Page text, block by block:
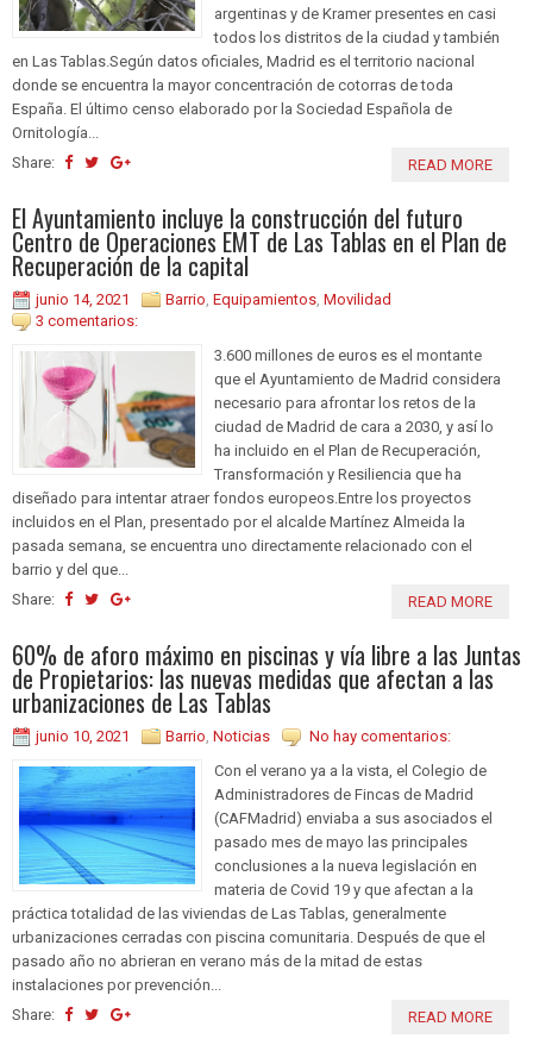
argentinas y de Kramer presentes en casi
todos los distritos de la ciudad y también
en Las Tablas.Según datos oficiales, Madrid es el territorio nacional
donde se encuentra la mayor concentración de cotorras de toda
España. El último censo elaborado por la Sociedad Española de
Ornitología...
Share:
READ MORE
El Ayuntamiento incluye la construcción del futuro
Centro de Operaciones EMT de Las Tablas en el Plan de
Recuperación de la capital
junio 14, 2021 Barrio Equipamientos Movilidad
3 comentarios:
3.600 millones de euros es el montante
que el Ayuntamiento de Madrid considera
necesario para afrontar los retos de la
ciudad de Madrid de cara a 2030, y así lo
ha incluido en el Plan de Recuperación,
Transformación y Resiliencia que ha
diseñado para intentar atraer fondos europeos.Entre los proyectos
incluidos en el Plan, presentado por el alcalde Martínez Almeida la
pasada semana, se encuentra uno directamente relacionado con el
barrio y del que...
Share:
READ MORE
60% de aforo máximo en piscinas y vía libre a las Juntas
de Propietarios: las nuevas medidas que afectan a las
urbanizaciones de Las Tablas
junio 10, 2021 Barrio Noticias
No hay comentarios:
Con el verano ya a la vista, el Colegio de
Administradores de Fincas de Madrid
(CAFMadrid) enviaba a sus asociados el
pasado mes de mayo las principales
conclusiones a la nueva legislación en
materia de Covid 19 y que afectan a la
práctica totalidad de las viviendas de Las Tablas, generalmente
urbanizaciones cerradas con piscina comunitaria. Después de que el
pasado año no abrieran en verano más de la mitad de estas
instalaciones por prevención...
Share:
READ MORE